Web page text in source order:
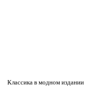
Классика в модном издании